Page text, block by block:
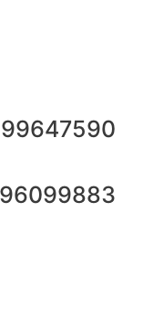
99647590
96099883